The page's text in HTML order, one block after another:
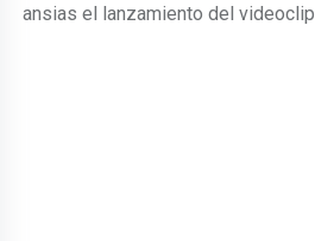
ansias el lanzamiento del videoclip.